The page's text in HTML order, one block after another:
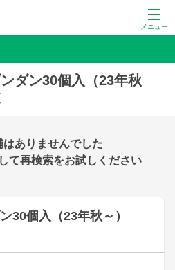
メニュー
ダン30個入（23年秋
30個入（23年秋～）
ありませんでした
て再検索をお試しください